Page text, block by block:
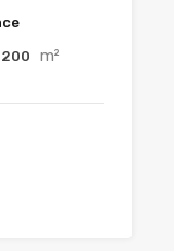
200 m²